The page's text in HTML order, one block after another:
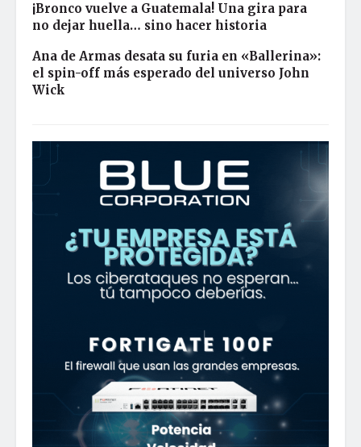
¡Bronco vuelve a Guatemala! Una gira para
no dejar huella… sino hacer historia
Ana de Armas desata su furia en «Ballerina»:
el spin-off más esperado del universo John
Wick